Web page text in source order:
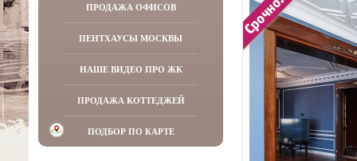
ПРОДАЖА ОФИСОВ
ПЕНТХАУСЫ МОСКВЫ
НАШЕ ВИДЕО ПРО ЖК
ПРОДАЖА КОТТЕДЖЕЙ
ПОДБОР ПО КАРТЕ